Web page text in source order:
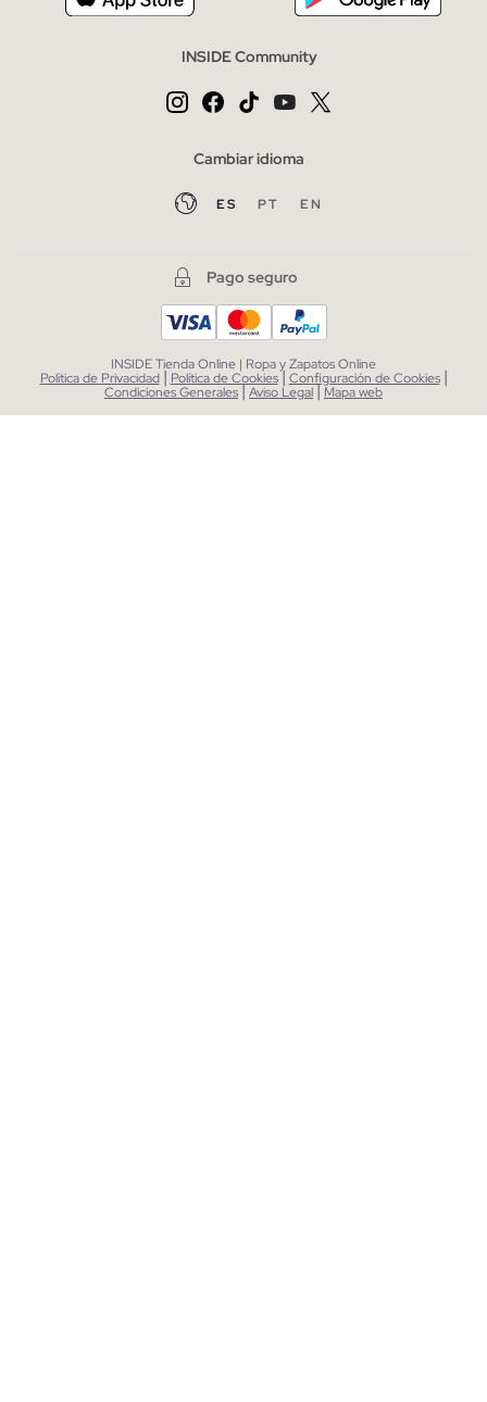
INSIDE Community
Cambiar idioma
ES PT EN
Pago seguro
INSIDE Tienda Online | Ropa y Zapatos Online
Política de Privacidad | Política de Cookies| Configuración de Cookies |
Condiciones Generales|Aviso Legal| Mapa web